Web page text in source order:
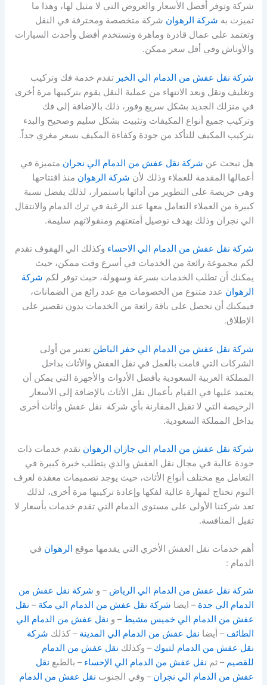
شركة وتوفر أفضل الأسعار والعروض التي لا مثيل لها، وهذا ما
تميزت به شركة الرهوان شركة متخصصة ومحترفة في النقل
وتعتمد على عمال قادرة وماهرة وتستخدم أفضل وأحدث السيارات
والأوناش وفي أقل سعر ممكن.
شركة نقل عفش من الدمام الي الخبر تقدم خدمة فك وتركيب
وتغليف ونقل وبعد الانتهاء من عملية النقل يقوم بتركيبها مرة أخرى
في منزلك الجديد بشكل سريع وفور، ذلك بالإضافة إلى فك
وتركيب جميع أنواع المكيفات وتثبيت بشكل سليم وصحيح والبدء
بتركيب المكيف للتأكد من جودة وكفاءة المكيف بسعر مغري جداً.
هل تبحث عن شركة نقل عفش من الدمام الي نجران متميزة في
أعمالها المقدمة للعملاء وذلك لأن شركة الرهوان منذ افتتاحها
وهي حريصة على التطوير من أدائها باستمرار، لذلك يفضل نسبة
كبيرة من العملاء التعامل معها عند الرغبة في ترك الدمام والانتقال
الي نجران وذلك بهدف توصيل أمتعتهم ومنقولاتهم سليمة.
شركة نقل عفش من الدمام الي الاحساء وكذلك الي الهفوف تقدم
لكم مجموعة رائعة من الخدمات في أسرع وقت ممكن، حيث
يمكنك أن تطلب الخدمات بسرعة وسهولة، حيث توفر لكم شركة
الرهوان عدد متنوع من الخصومات مع عدد رائع من الضمانات،
فيمكنك أن تحصل على باقة رائعة من الخدمات بدون تقصير على
الإطلاق.
شركة نقل عفش من الدمام الي حفر الباطن تعتبر من أولى
الشركات التي قامت بالعمل في نقل العفش والأثاث بداخل
المملكة العربية السعودية بأفضل الأدوات والأجهزة التي يمكن أن
يعتمد عليها في القيام بأعمال نقل الأثاث بالإضافة إلى الأسعار
الرخيصة التي لا تقبل المقارنة بأي شركة نقل عفش وأثاث أخرى
بداخل المملكة السعودية.
شركة نقل عفش من الدمام الي جازان الرهوانتقدم خدمات ذات
جودة عالية في مجال نقل العفش والذي يتطلب خبرة كبيرة في
التعامل مع مختلف أنواع الأثاث، حيث يوجد تصميمات معقدة لغرف
النوم تحتاج لمهارة عالية لفكها وإعادة تركيبها مرة أخرى، لذلك
تعد شركتنا الأولى على مستوى الدمام التي تقدم خدمات بأسعار لا
تقبل المنافسة.
أهم خدمات نقل العفش الأخري التي يقدمها موقع الرهوان في
الدمام :
شركة نقل عفش من الدمام الي الرياض – و شركة نقل عفش من
الدمام الي جدة – ايضا شركة نقل عفش من الدمام الي مكة – نقل
عفش من الدمام الي خميس مشيط – و نقل عفش من الدمام الي
الطائف – أيضا نقل عفش من الدمام الي المدينة – كذلك شركة
نقل عفش من الدمام لتبوك – وكذلك نقل عفش من الدمام
للقصيم – ثم نقل عفش من الدمام الي الإحساء – بالطبع نقل
عفش من الدمام الي نجران – وفي الجنوب نقل عفش من الدمام